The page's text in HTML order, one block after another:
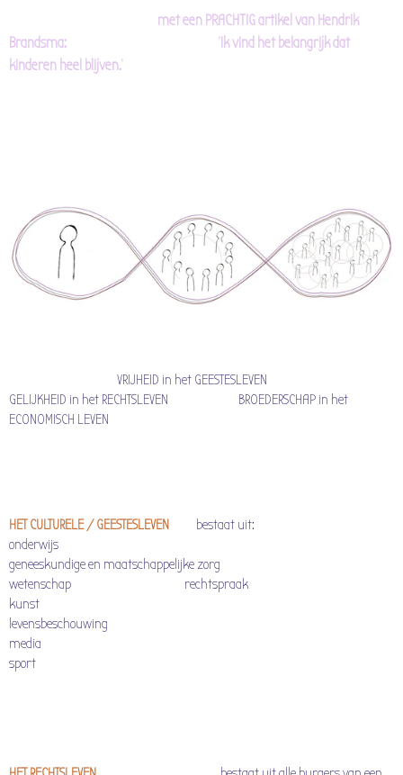
met een PRACHTIG artikel van Hendrik
Brandsma: 'Ik vind het belangrijk dat
kinderen heel blijven.'
VRIJHEID in het GEESTESLEVEN
GELIJKHEID in het RECHTSLEVEN BROEDERSCHAP in het
ECONOMISCH LEVEN
HET CULTURELE / GEESTESLEVEN
bestaat uit:
onderwijs
geneeskundige en maatschappelijke zorg
wetenschap rechtspraak
kunst
levensbeschouwing
media
sport